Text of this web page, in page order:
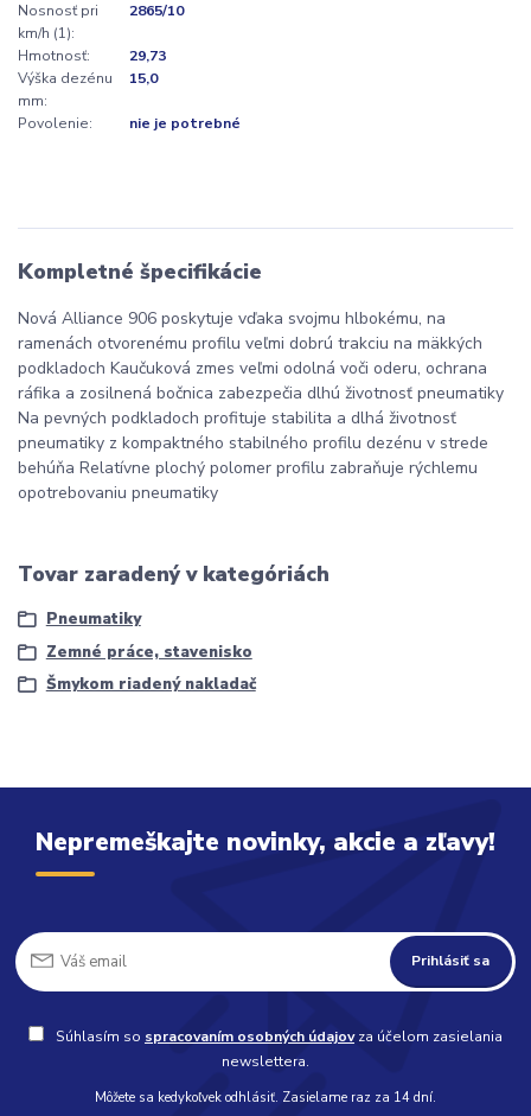
Nosnosť pri
km/h (1):
2865/10
Hmotnosť:
29,73
Výška dezénu
mm:
15,0
Povolenie: nie je potrebné
Kompletné špecifikácie
Nová Alliance 906 poskytuje vďaka svojmu hlbokému, na
ramenách otvorenému profilu veľmi dobrú trakciu na mäkkých
podkladoch Kaučuková zmes veľmi odolná voči oderu, ochrana
ráfika a zosilnená bočnica zabezpečia dlhú životnosť pneumatiky
Na pevných podkladoch profituje stabilita a dlhá životnosť
pneumatiky z kompaktného stabilného profilu dezénu v strede
behúňa Relatívne plochý polomer profilu zabraňuje rýchlemu
opotrebovaniu pneumatiky
Tovar zaradený v kategóriách
Pneumatiky
Zemné práce, stavenisko
Šmykom riadený nakladač
Nepremeškajte novinky, akcie a zľavy!
Prihlásiť sa
Súhlasím so spracovaním osobných údajovza účelom zasielania
newslettera.
Môžete sa kedykoľvek odhlásiť. Zasielame raz za 14 dní.